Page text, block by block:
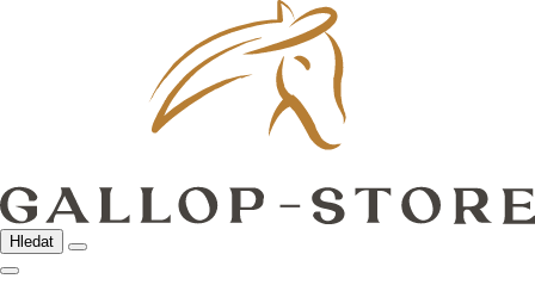
Hledat